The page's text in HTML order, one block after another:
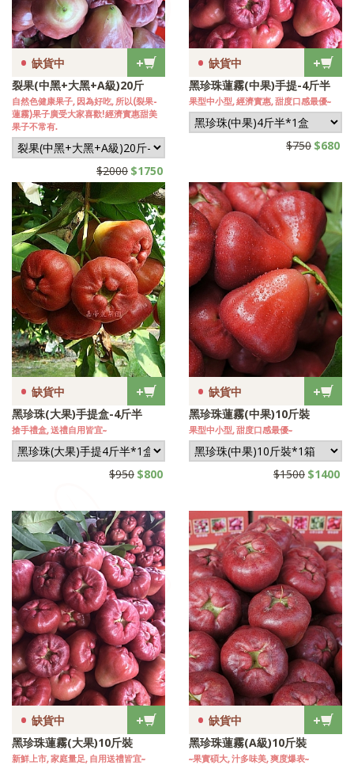
+
• 缺貨中
裂果(中黑+大黑+A級)20斤
自然色健康果子, 因為好吃, 所以(裂果-
蓮霧)果子廣受大家喜歡!經濟實惠甜美
果子不常有.
$2000 $1750
+
• 缺貨中
黑珍珠蓮霧(中果)手提-4斤半
果型中小型, 經濟實惠, 甜度口感最優~
$750 $680
+
• 缺貨中
黑珍珠(大果)手提盒-4斤半
搶手禮盒, 送禮自用皆宜~
$950 $800
+
• 缺貨中
黑珍珠蓮霧(中果)10斤裝
果型中小型, 甜度口感最優~
$1500 $1400
+
• 缺貨中
黑珍珠蓮霧(大果)10斤裝
新鮮上市, 家庭量足, 自用送禮皆宜~
+
• 缺貨中
黑珍珠蓮霧(A級)10斤裝
~果實碩大, 汁多味美, 爽度爆表~